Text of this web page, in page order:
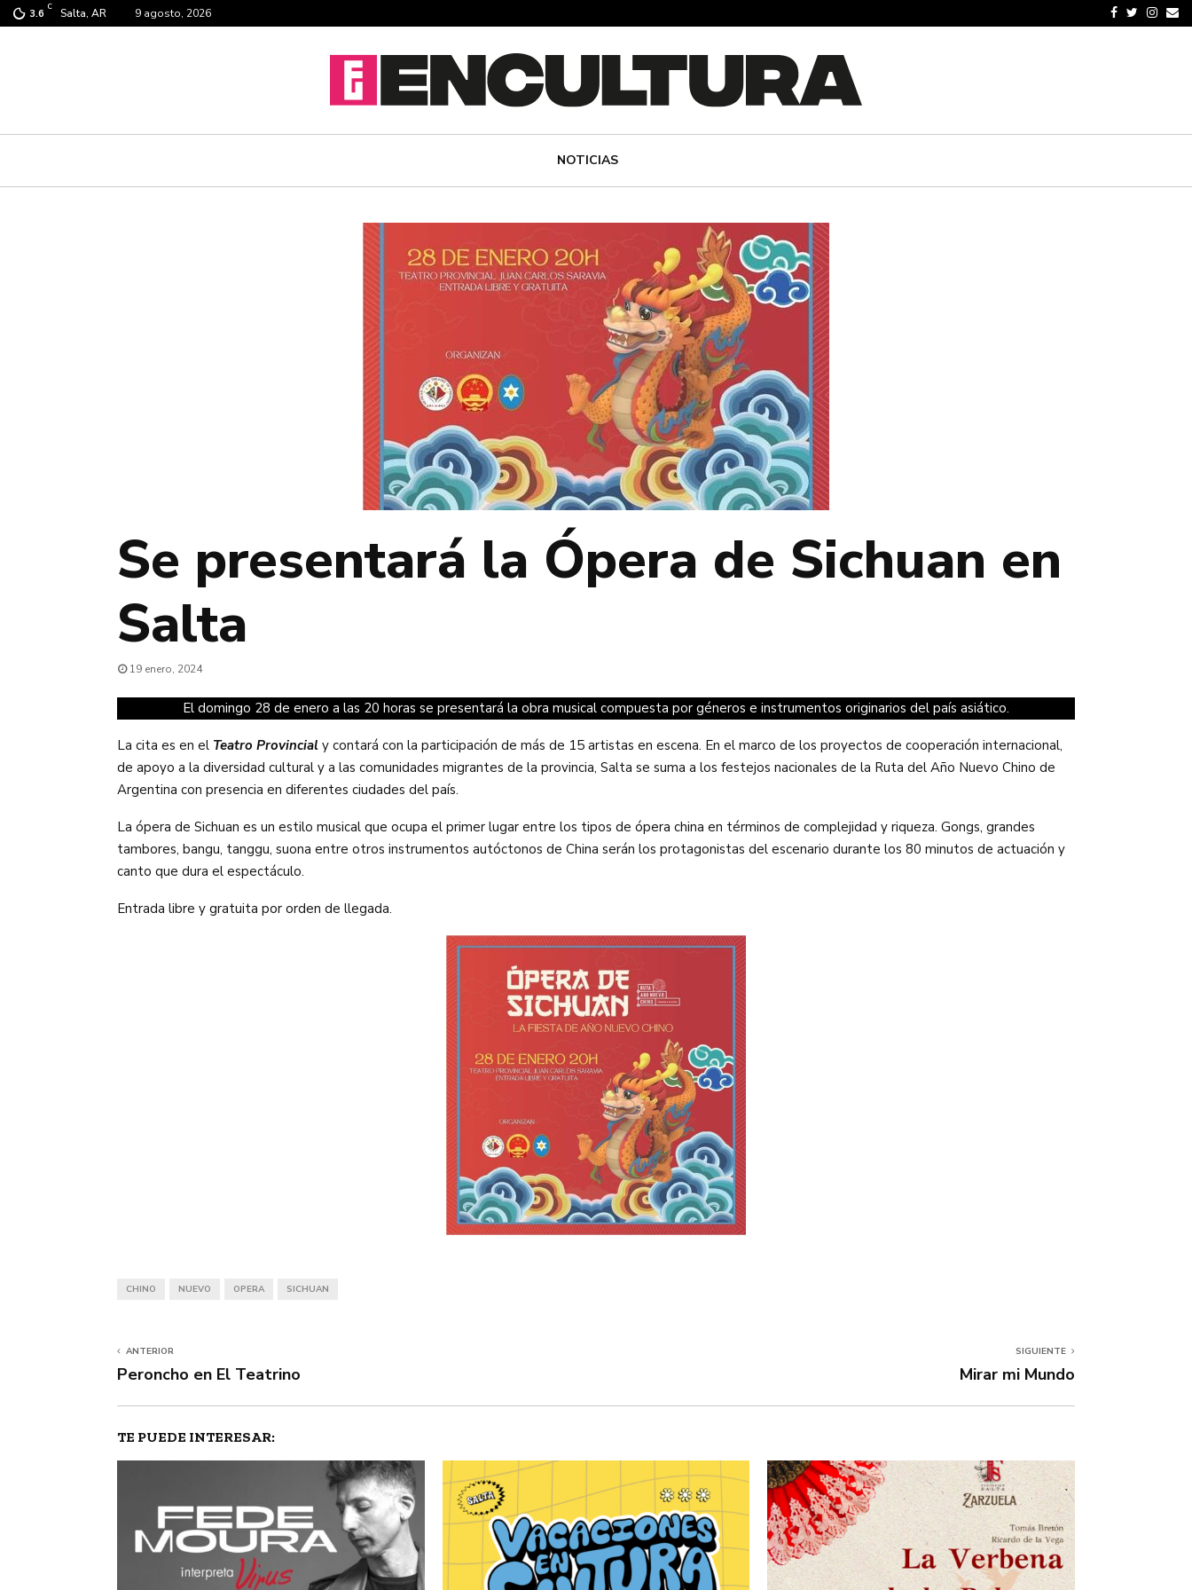
3.6
C Salta, AR 9 agosto, 2026
NOTICIAS
Se presentará la Ópera de Sichuan en
Salta
19 enero, 2024
El domingo 28 de enero a las 20 horas se presentará la obra musical compuesta por géneros e instrumentos originarios del país asiático.
La cita es en el Teatro Provincial y contará con la participación de más de 15 artistas en escena. En el marco de los proyectos de cooperación internacional,
de apoyo a la diversidad cultural y a las comunidades migrantes de la provincia, Salta se suma a los festejos nacionales de la Ruta del Año Nuevo Chino de
Argentina con presencia en diferentes ciudades del país.
La ópera de Sichuan es un estilo musical que ocupa el primer lugar entre los tipos de ópera china en términos de complejidad y riqueza. Gongs, grandes
tambores, bangu, tanggu, suona entre otros instrumentos autóctonos de China serán los protagonistas del escenario durante los 80 minutos de actuación y
canto que dura el espectáculo.
Entrada libre y gratuita por orden de llegada.
CHINO NUEVO OPERA SICHUAN
ANTERIOR
Peroncho en El Teatrino
SIGUIENTE
Mirar mi Mundo
TE PUEDE INTERESAR: